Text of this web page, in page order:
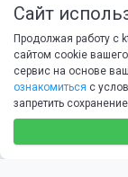
Сайт
Продолжая работу с
сайтом cookie
сервис на основе
ознакомиться с
запретить